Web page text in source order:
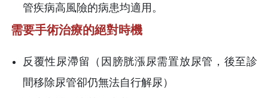
管疾病高風險的病患均適用。
需要手術治療的絕對時機
反覆性尿滯留（因膀胱漲尿需置放尿管，後至診
間移除尿管卻仍無法自行解尿）